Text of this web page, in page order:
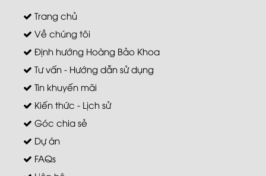
Trang chủ
Về chúng tôi
Định hướng Hoàng Bảo Khoa
Tư vấn - Hướng dẫn sử dụng
Tin khuyến mãi
Kiến thức - Lịch sử
Góc chia sẻ
Dự án
FAQs